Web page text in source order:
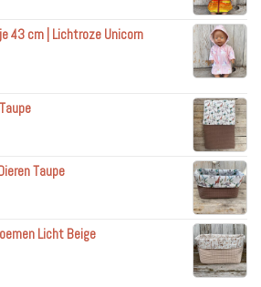
43 cm | Lichtroze Unicorn
Taupe
Licht Beige